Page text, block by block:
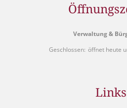
Verwaltung &
Klicken, um weitere
Geschlossen: öffnet heute
Links